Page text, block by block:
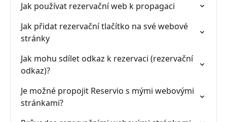
Jak používat rezervační web k propagaci
Jak přidat rezervační tlačítko na své webové
stránky
Jak mohu sdílet odkaz k rezervaci (rezervační
odkaz)?
Je možné propojit Reservio s mými webovými
stránkami?